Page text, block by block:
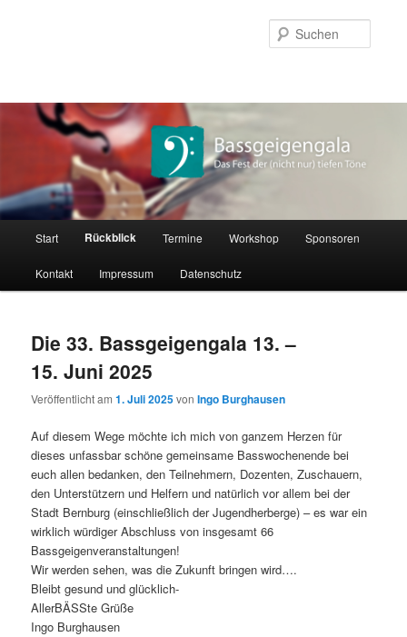
Start Rückblick Termine Workshop Sponsoren
Kontakt Impressum Datenschutz
Die 33. Bassgeigengala 13. –
15. Juni 2025
Veröffentlicht am1. Juli 2025vonIngo Burghausen
Auf diesem Wege möchte ich mich von ganzem Herzen für
dieses unfassbar schöne gemeinsame Basswochenende bei
euch allen bedanken, den Teilnehmern, Dozenten, Zuschauern,
den Unterstützern und Helfern und natürlich vor allem bei der
Stadt Bernburg (einschließlich der Jugendherberge) – es war ein
wirklich würdiger Abschluss von insgesamt 66
Bassgeigenveranstaltungen!
Wir werden sehen, was die Zukunft bringen wird….
Bleibt gesund und glücklich-
AllerBÄSSte Grüße
Ingo Burghausen